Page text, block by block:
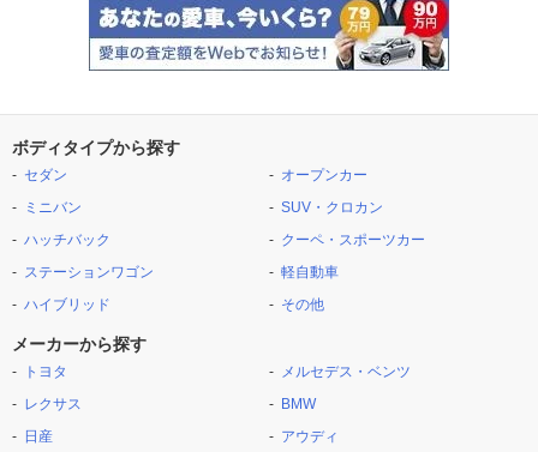
ボディタイプから探す
セダン
ミニバン
ハッチバック
ステーションワゴン
ハイブリッド
オープンカー
SUV・クロカン
クーペ・スポーツカー
軽自動車
その他
メーカーから探す
トヨタ
レクサス
日産
メルセデス・ベンツ
BMW
アウディ